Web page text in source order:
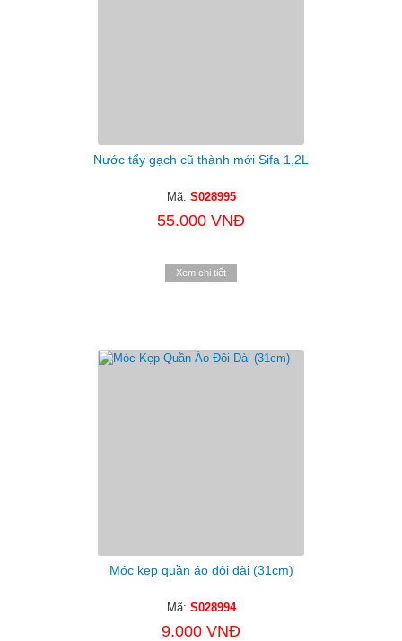
Nước tẩy gạch cũ thành mới Sifa 1,2L
Mã: S028995
55.000 VNĐ
Xem chi tiết
Móc kẹp quần áo đôi dài (31cm)
Mã: S028994
9.000 VNĐ